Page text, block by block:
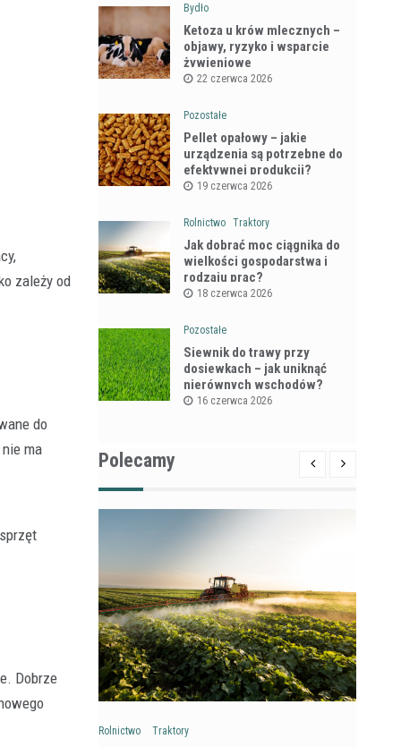
zależy od
do
ma
Dobrze
Bydło
Ketoza u krów mlecznych –
objawy, ryzyko i wsparcie
żywieniowe
22 czerwca 2026
Pozostałe
Pellet opałowy – jakie
urządzenia są potrzebne do
efektywnej produkcji?
19 czerwca 2026
Rolnictwo Traktory
Jak dobrać moc ciągnika do
wielkości gospodarstwa i
rodzaju prac?
18 czerwca 2026
Pozostałe
Siewnik do trawy przy
dosiewkach – jak uniknąć
nierównych wschodów?
16 czerwca 2026
Polecamy
Rolnictwo Traktory